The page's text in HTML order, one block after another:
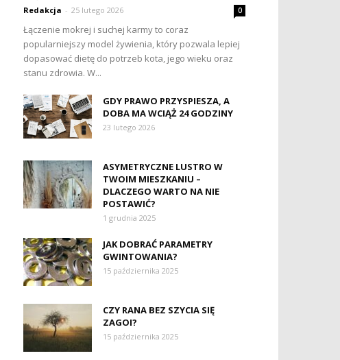
Redakcja - 25 lutego 2026 0
Łączenie mokrej i suchej karmy to coraz
popularniejszy model żywienia, który pozwala lepiej
dopasować dietę do potrzeb kota, jego wieku oraz
stanu zdrowia. W...
GDY PRAWO PRZYSPIESZA, A
DOBA MA WCIĄŻ 24 GODZINY
23 lutego 2026
ASYMETRYCZNE LUSTRO W
TWOIM MIESZKANIU –
DLACZEGO WARTO NA NIE
POSTAWIĆ?
1 grudnia 2025
JAK DOBRAĆ PARAMETRY
GWINTOWANIA?
15 października 2025
CZY RANA BEZ SZYCIA SIĘ
ZAGOI?
15 października 2025